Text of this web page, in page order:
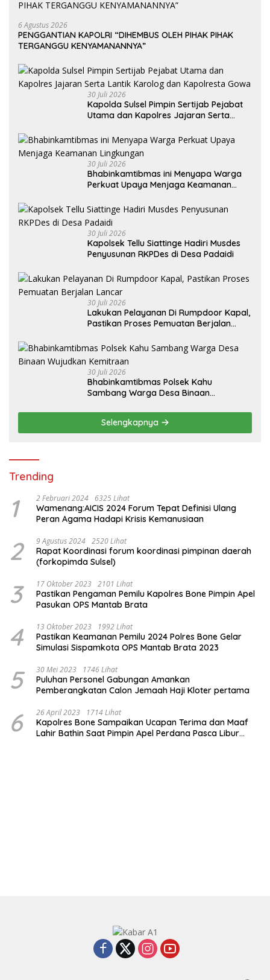
6 Agustus 2026
PENGGANTIAN KAPOLRI “DIHEMBUS OLEH PIHAK PIHAK
TERGANGGU KENYAMANANNYA”
30 Juli 2026
Kapolda Sulsel Pimpin Sertijab Pejabat
Utama dan Kapolres Jajaran Serta
30 Juli 2026
Bhabinkamtibmas ini Menyapa Warga
Perkuat Upaya Menjaga Keamanan
30 Juli 2026
Kapolsek Tellu Siattinge Hadiri Musdes
Penyusunan RKPDes di Desa Padaidi
30 Juli 2026
Lakukan Pelayanan Di Rumpdoor Kapal,
Pastikan Proses Pemuatan Berjalan
30 Juli 2026
Bhabinkamtibmas Polsek Kahu
Sambang Warga Desa Binaan
Selengkapnya
Trending
1 2 Februari 2024 6325 Lihat
Wamenang:AICIS 2024 Forum Tepat Definisi Ulang
Peran Agama Hadapi Krisis Kemanusiaan
2 9 Agustus 2024 2520 Lihat
Rapat Koordinasi forum koordinasi pimpinan daerah
(forkopimda Sulsel)
3 17 Oktober 2023 2101 Lihat
Pastikan Pengaman Pemilu Kapolres Bone Pimpin Apel
Pasukan OPS Mantab Brata
4 13 Oktober 2023 1992 Lihat
Pastikan Keamanan Pemilu 2024 Polres Bone Gelar
Simulasi Sispamkota OPS Mantab Brata 2023
5 30 Mei 2023 1746 Lihat
Puluhan Personel Gabungan Amankan
Pemberangkatan Calon Jemaah Haji Kloter pertama
6 26 April 2023 1714 Lihat
Kapolres Bone Sampaikan Ucapan Terima dan Maaf
Lahir Bathin Saat Pimpin Apel Perdana Pasca Libur